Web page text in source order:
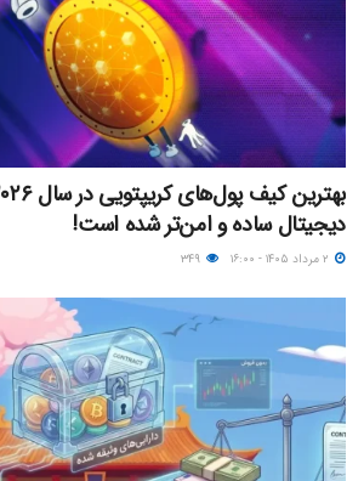
دیجیتال ساده و امن‌تر شده است!